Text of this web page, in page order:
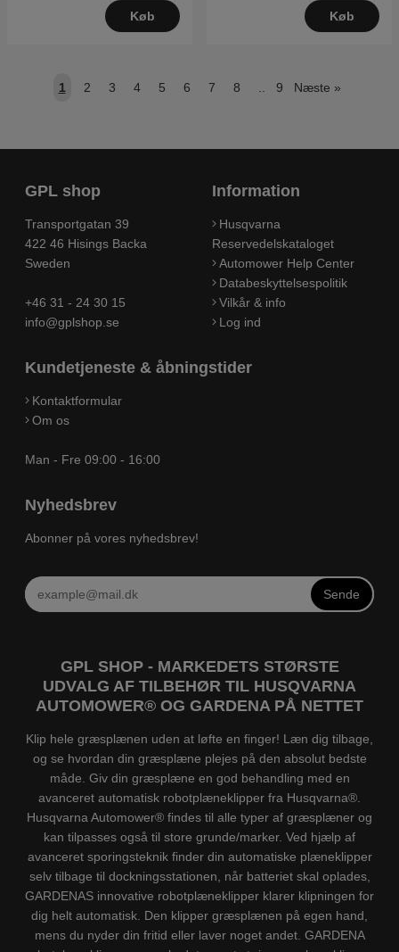
Køb Køb
1 2 3 4 5 6 7 8 .. 9 Næste »
GPL shop
Transportgatan 39
422 46 Hisings Backa
Sweden
+46 31 - 24 30 15
info@gplshop.se
Information
Husqvarna
Reservedelskataloget
Automower Help Center
Databeskyttelsespolitik
Vilkår & info
Log ind
Kundetjeneste & åbningstider
Kontaktformular
Om os
Man - Fre 09:00 - 16:00
Nyhedsbrev
Abonner på vores nyhedsbrev!
Sende
GPL SHOP - MARKEDETS STØRSTE
UDVALG AF TILBEHØR TIL HUSQVARNA
AUTOMOWER® OG GARDENA PÅ NETTET
Klip hele græsplænen uden at løfte en finger! Læn dig tilbage,
og se hvordan din græsplæne plejes på den absolut bedste
måde. Giv din græsplæne en god behandling med en
avanceret automatisk robotplæneklipper fra Husqvarna®.
Husqvarna Automower® findes til alle typer af græsplæner og
kan tilpasses også til store grunde/marker. Ved hjælp af
avanceret sporingsteknik finder din automatiske plæneklipper
selv tilbage til dockningsstationen, når batteriet skal oplades,
GARDENAS innovative robotplæneklipper klarer klipningen for
dig helt automatisk. Den klipper græsplænen på egen hand,
mens du nyder din fritid eller laver noget andet. GARDENA